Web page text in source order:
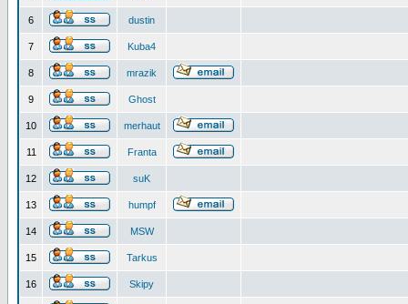
6 dustin
7 Kuba4
8 mrazik
9 Ghost
10 merhaut
11 Franta
12 suK
13 humpf
14 MSW
15 Tarkus
16 Skipy